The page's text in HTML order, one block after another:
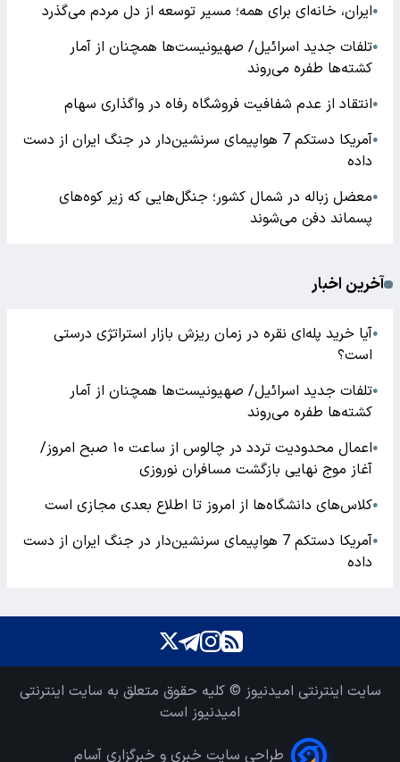
●ایران، خانه‌ای برای همه؛ مسیر توسعه از دل مردم می‌گذرد
●تلفات جدید اسرائیل/ صهیونیست‌ها همچنان از آمار
کشته‌ها طفره می‌روند
●انتقاد از عدم شفافیت فروشگاه رفاه در واگذاری سهام
●
آمریکا دستکم 7 هواپیمای سرنشین‌دار در جنگ ایران از دست
داده
●معضل زباله در شمال کشور؛ جنگل‌هایی که زیر کوه‌های
پسماند دفن می‌شوند
آخرین اخبار
●آیا خرید پله‌ای نقره در زمان ریزش بازار استراتژی درستی
است؟
●تلفات جدید اسرائیل/ صهیونیست‌ها همچنان از آمار
کشته‌ها طفره می‌روند
●
اعمال محدودیت تردد در چالوس از ساعت ۱۰ صبح امروز/
آغاز موج نهایی بازگشت مسافران نوروزی
●کلاس‌های دانشگاه‌ها از امروز تا اطلاع بعدی مجازی است
●
آمریکا دستکم 7 هواپیمای سرنشین‌دار در جنگ ایران از دست
داده
سایت اینترنتی امیدنیوز © کلیه حقوق متعلق به سایت اینترنتی
امیدنیوز است
طراحی سایت خبری و خبرگزاری آسام